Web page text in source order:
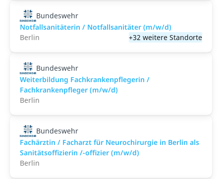
Bundeswehr
Notfallsanitäterin / Notfallsanitäter (m/w/d)
Berlin
+32 weitere Standorte
Bundeswehr
Weiterbildung Fachkrankenpflegerin /
Fachkrankenpfleger (m/w/d)
Berlin
Bundeswehr
Fachärztin / Facharzt für Neurochirurgie in Berlin als
Sanitätsoffizierin /-offizier (m/w/d)
Berlin